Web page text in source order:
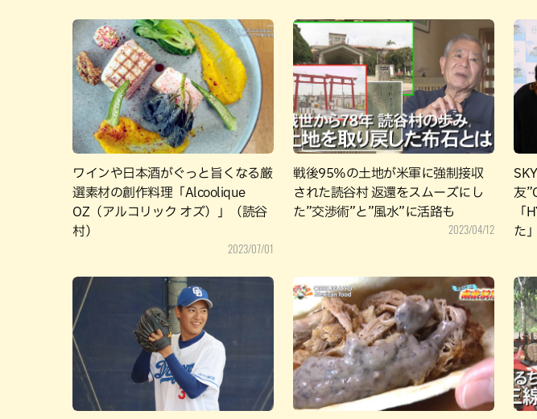
ワインや日本酒がぐっと旨くなる厳
選素材の創作料理「Alcoolique
OZ（アルコリック オズ）」（読谷
村）
2023/07/01
戦後95%の土地が米軍に強制接収
された読谷村 返還をスムーズにし
た”交渉術”と”風水”に活路も
2023/04/12
友
「
た」